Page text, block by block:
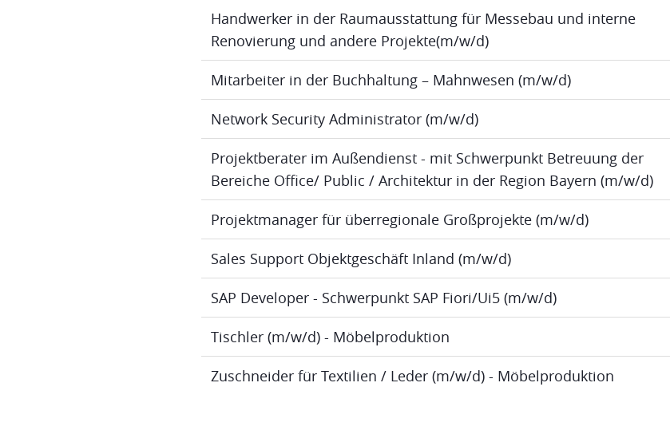
Handwerker in der Raumausstattung für Messebau und interne
Renovierung und andere Projekte(m/w/d)
Mitarbeiter in der Buchhaltung – Mahnwesen (m/w/d)
Network Security Administrator (m/w/d)
Projektberater im Außendienst - mit Schwerpunkt Betreuung der
Bereiche Office/ Public / Architektur in der Region Bayern (m/w/d)
Projektmanager für überregionale Großprojekte (m/w/d)
Sales Support Objektgeschäft Inland (m/w/d)
SAP Developer - Schwerpunkt SAP Fiori/Ui5 (m/w/d)
Tischler (m/w/d) - Möbelproduktion
Zuschneider für Textilien / Leder (m/w/d) - Möbelproduktion